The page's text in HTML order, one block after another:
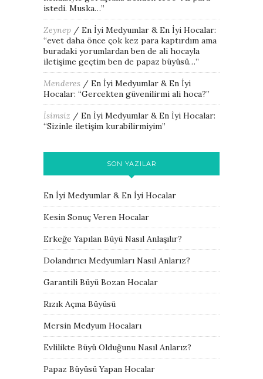
istedi. Muska…”
Zeynep / En İyi Medyumlar & En İyi Hocalar:
“evet daha önce çok kez para kaptırdım ama
buradaki yorumlardan ben de ali hocayla
iletişime geçtim ben de papaz büyüsü…”
Menderes / En İyi Medyumlar & En İyi
Hocalar: “Gercekten güvenilirmi ali hoca?”
İsimsiz / En İyi Medyumlar & En İyi Hocalar:
“Sizinle iletişim kurabilirmiyim”
SON YAZILAR
En İyi Medyumlar & En İyi Hocalar
Kesin Sonuç Veren Hocalar
Erkeğe Yapılan Büyü Nasıl Anlaşılır?
Dolandırıcı Medyumları Nasıl Anlarız?
Garantili Büyü Bozan Hocalar
Rızık Açma Büyüsü
Mersin Medyum Hocaları
Evlilikte Büyü Olduğunu Nasıl Anlarız?
Papaz Büyüsü Yapan Hocalar